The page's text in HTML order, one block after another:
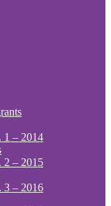
1 – 2014
2 – 2015
3 – 2016